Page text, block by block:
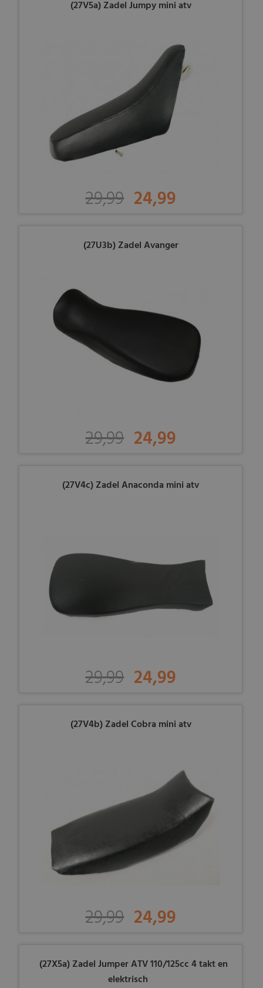
(27V5a) Zadel Jumpy mini atv
29,99 24,99
(27U3b) Zadel Avanger
29,99 24,99
(27V4c) Zadel Anaconda mini atv
29,99 24,99
(27V4b) Zadel Cobra mini atv
29,99 24,99
(27X5a) Zadel Jumper ATV 110/125cc 4 takt en
elektrisch